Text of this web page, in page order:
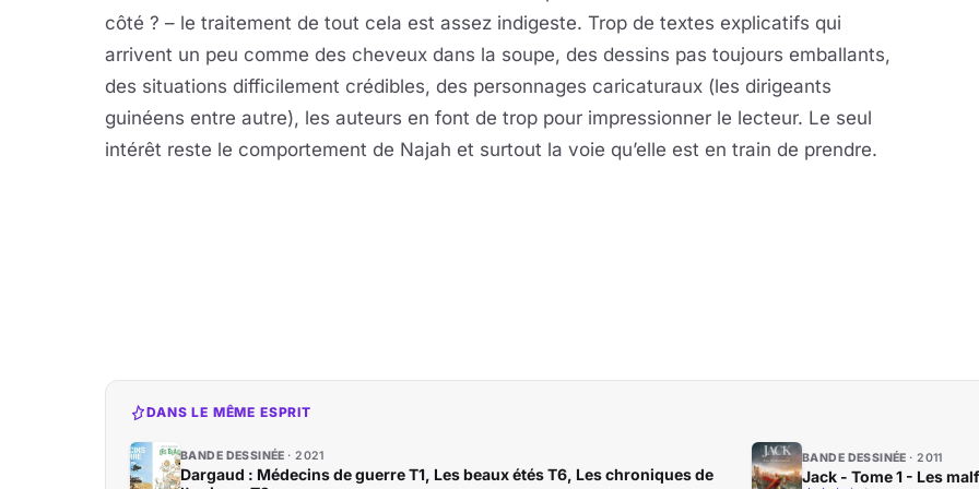
côté ? – le traitement de tout cela est assez indigeste. Trop de textes explicatifs qui
arrivent un peu comme des cheveux dans la soupe, des dessins pas toujours emballants,
des situations difficilement crédibles, des personnages caricaturaux (les dirigeants
guinéens entre autre), les auteurs en font de trop pour impressionner le lecteur. Le seul
intérêt reste le comportement de Najah et surtout la voie qu’elle est en train de prendre.
DANS LE MÊME ESPRIT
BANDE DESSINÉE 2021
Dargaud : Médecins de guerre T1, Les beaux étés T6, Les chroniques de
BANDE DESSINÉE 2011
Jack - Tome 1 - Les